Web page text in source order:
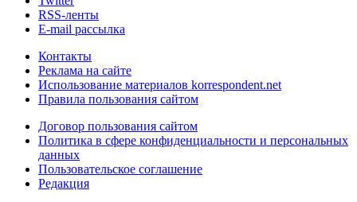
RSS-ленты
E-mail рассылка
Контакты
Реклама на сайте
Использование материалов korrespondent.net
Правила пользования сайтом
Договор пользования сайтом
Политика в сфере конфиденциальности и персональных
данных
Пользовательское соглашение
Редакция